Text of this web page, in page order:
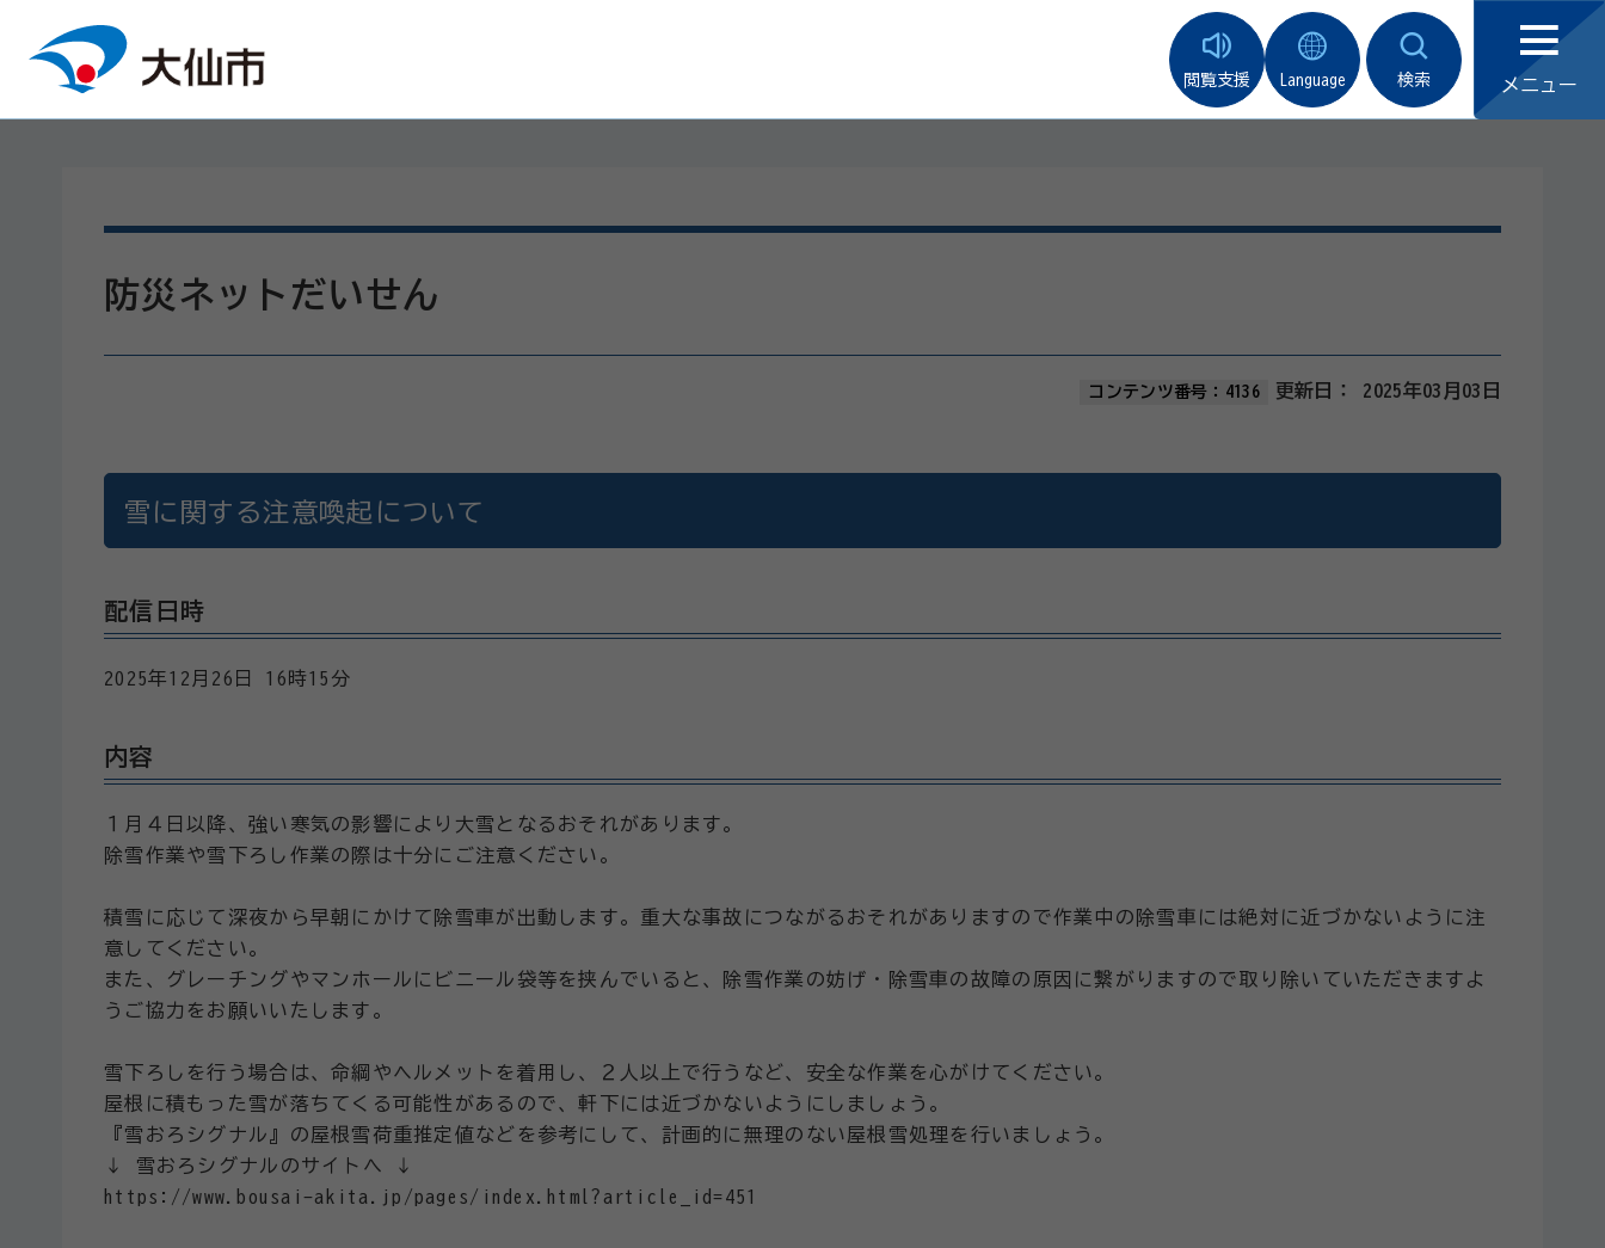
メニュー
検索
閲覧支援 Language
防災ネットだいせん
コンテンツ番号：4136 更新日： 2025年03月03日
雪に関する注意喚起について
配信日時
2025年12月26日 16時15分
内容
１月４日以降、強い寒気の影響により大雪となるおそれがあります。
除雪作業や雪下ろし作業の際は十分にご注意ください。
積雪に応じて深夜から早朝にかけて除雪車が出動します。重大な事故につながるおそれがありますので作業中の除雪車には絶対に近づかないように注
意してください。
また、グレーチングやマンホールにビニール袋等を挟んでいると、除雪作業の妨げ・除雪車の故障の原因に繋がりますので取り除いていただきますよ
うご協力をお願いいたします。
雪下ろしを行う場合は、命綱やヘルメットを着用し、２人以上で行うなど、安全な作業を心がけてください。
屋根に積もった雪が落ちてくる可能性があるので、軒下には近づかないようにしましょう。
『雪おろシグナル』の屋根雪荷重推定値などを参考にして、計画的に無理のない屋根雪処理を行いましょう。
↓ 雪おろシグナルのサイトへ ↓
https://www.bousai-akita.jp/pages/index.html?article_id=451